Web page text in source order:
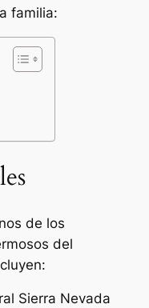
familia:
de los
del
Sierra Nevada